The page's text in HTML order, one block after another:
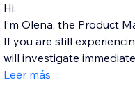
Hi,
I’m Olena, the Product
If you are still
will investigate
Leer más